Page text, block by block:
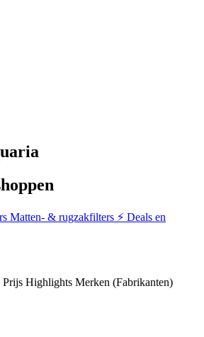
Matten- & rugzakfilters ⚡ Deals en
Prijs Highlights Merken (Fabrikanten)